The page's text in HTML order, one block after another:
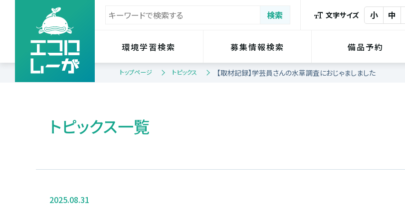
文字サイズ 小 中
環境学習検索 募集情報検索 備品予約
トップページ トピックス 【取材記録】学芸員さんの水草調査におじゃましました
トピックス一覧
2025.08.31